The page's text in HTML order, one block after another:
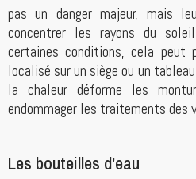
pas un danger majeur, mais
concentrer les rayons du
certaines conditions, cela peut
localisé sur un siège ou un
la chaleur déforme les
endommager les traitements des
Les bouteilles d'eau